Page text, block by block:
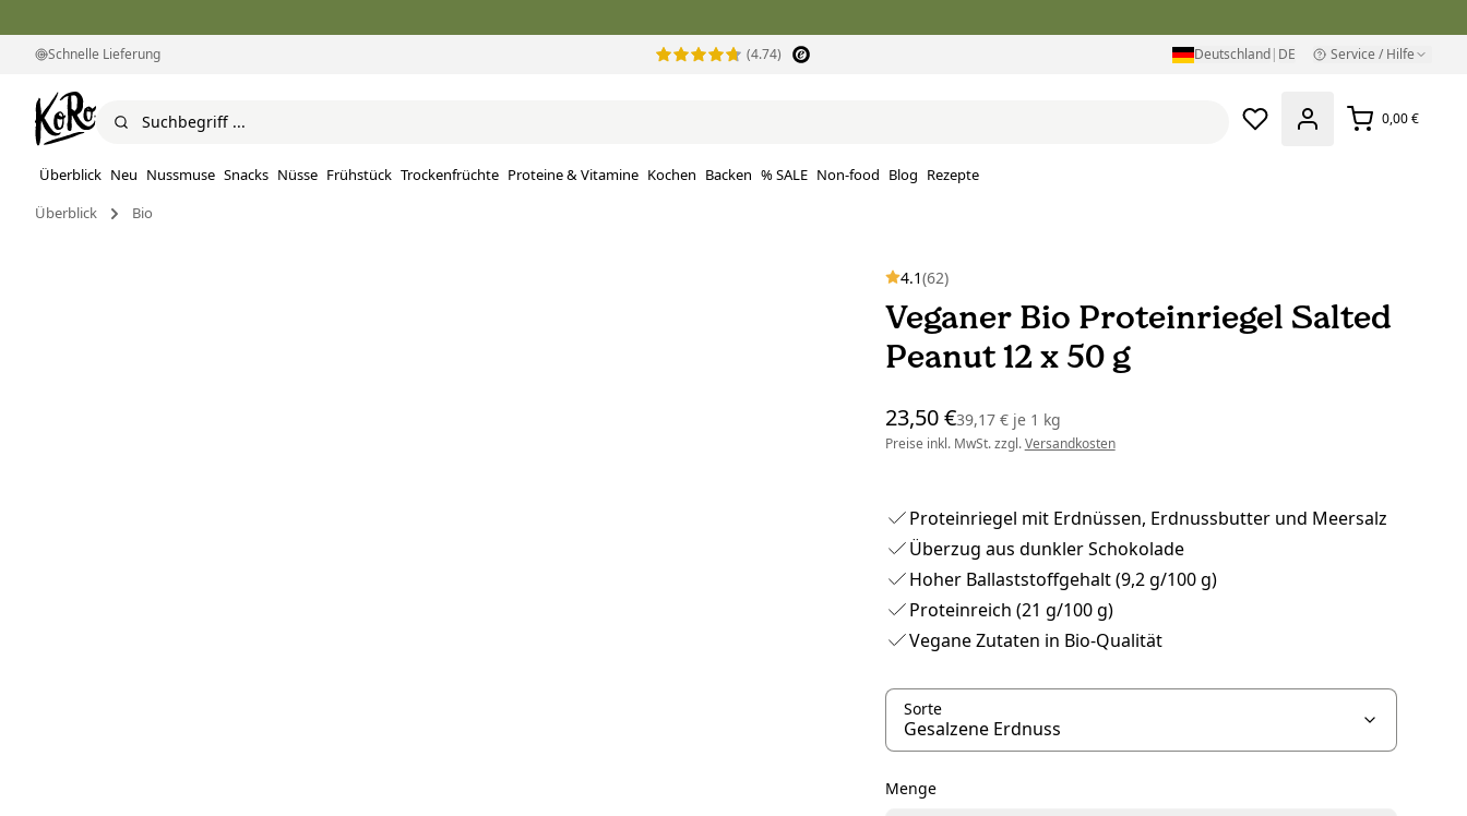
Schnelle Lieferung (4.74) Deutschland| DE Service / Hilfe
0,00 €
Überblick Neu Nussmuse Snacks Nüsse Frühstück Trockenfrüchte Proteine ​​& Vitamine Kochen Backen % SALE Non-food Blog Rezepte
Überblick
Bio
4.1(62)
Veganer Bio Proteinriegel Salted
Peanut 12 x 50 g
23,50 €39,17 € je1 kg
Preise inkl. MwSt. zzgl.Versandkosten
Proteinriegel mit Erdnüssen, Erdnussbutter und Meersalz
Überzug aus dunkler Schokolade
Hoher Ballaststoffgehalt (9,2 g/100 g)
Proteinreich (21 g/100 g)
Vegane Zutaten in Bio-Qualität
Sorte
Menge